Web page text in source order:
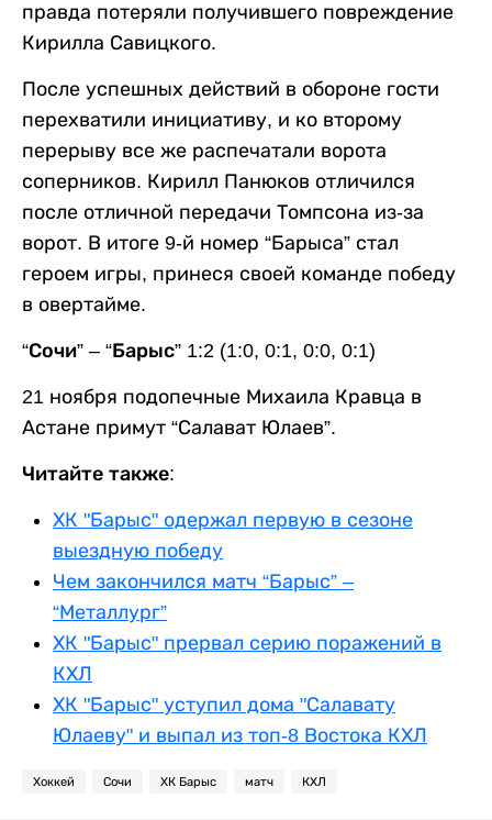
правда потеряли получившего повреждение
Кирилла Савицкого.
После успешных действий в обороне гости
перехватили инициативу, и ко второму
перерыву все же распечатали ворота
соперников. Кирилл Панюков отличился
после отличной передачи Томпсона из-за
ворот. В итоге 9-й номер “Барыса” стал
героем игры, принеся своей команде победу
в овертайме.
“Сочи” – “Барыс” 1:2 (1:0, 0:1, 0:0, 0:1)
21 ноября подопечные Михаила Кравца в
Астане примут “Салават Юлаев”.
Читайте также:
ХК "Барыс" одержал первую в сезоне
выездную победу
Чем закончился матч “Барыс” –
“Металлург”
ХК "Барыс" прервал серию поражений в
КХЛ
ХК "Барыс" уступил дома "Салавату
Юлаеву" и выпал из топ-8 Востока КХЛ
Хоккей Сочи ХК Барыс матч КХЛ